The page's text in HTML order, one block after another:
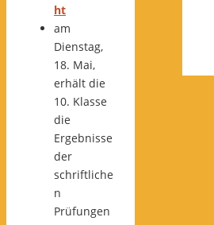
ht
am
Dienstag,
18. Mai,
erhält die
10. Klasse
die
Ergebnisse
der
schriftliche
n
Prüfungen